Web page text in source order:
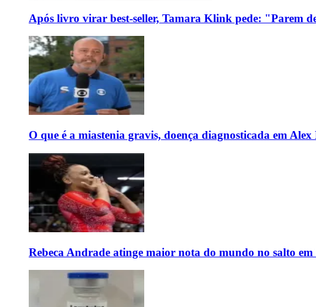
Após livro virar best-seller, Tamara Klink pede: "Parem
O que é a miastenia gravis, doença diagnosticada em Alex
Rebeca Andrade atinge maior nota do mundo no salto em